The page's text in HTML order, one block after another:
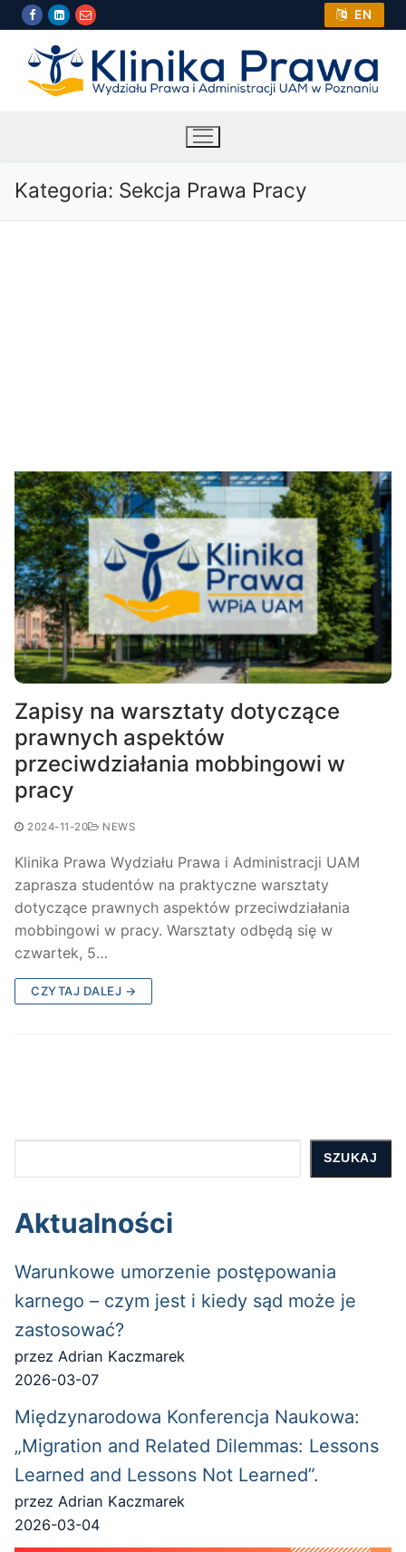
Przejdź
do
treści
EN
Kategoria: Sekcja Prawa Pracy
Zapisy na warsztaty dotyczące
prawnych aspektów
przeciwdziałania mobbingowi w
pracy
2024-11-20 NEWS
Klinika Prawa Wydziału Prawa i Administracji UAM
zaprasza studentów na praktyczne warsztaty
dotyczące prawnych aspektów przeciwdziałania
mobbingowi w pracy. Warsztaty odbędą się w
czwartek, 5…
CZYTAJ DALEJ →
SZUKAJ
Aktualności
Warunkowe umorzenie postępowania
karnego – czym jest i kiedy sąd może je
zastosować?
przez Adrian Kaczmarek
2026-03-07
Międzynarodowa Konferencja Naukowa:
„Migration and Related Dilemmas: Lessons
Learned and Lessons Not Learned”.
przez Adrian Kaczmarek
2026-03-04